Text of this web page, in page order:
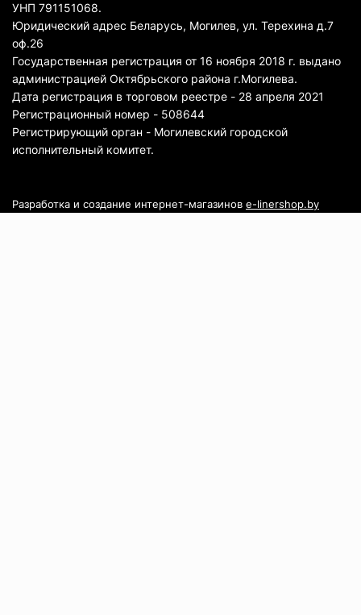
УНП 791151068.
Юридический адрес Беларусь, Могилев, ул. Терехина д.7
оф.26
Государственная регистрация от 16 ноября 2018 г. выдано
администрацией Октябрьского района г.Могилева.
Дата регистрация в торговом реестре - 28 апреля 2021
Регистрационный номер - 508644
Регистрирующий орган - Могилевский городской
исполнительный комитет.
Разработка и создание интернет-магазинов e-linershop.by